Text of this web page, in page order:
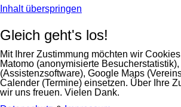
Inhalt überspringen
Gleich geht's los!
Mit Ihrer Zustimmung möchten wir
Matomo (anonymisierte
(Assistenzsoftware), Google Maps
Calender (Termine) einsetzen. Über Ihre
wir uns freuen. Vielen Dank.